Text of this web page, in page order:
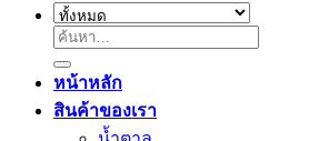
ค้นหา:
หน้าหลัก
สินค้าของเรา